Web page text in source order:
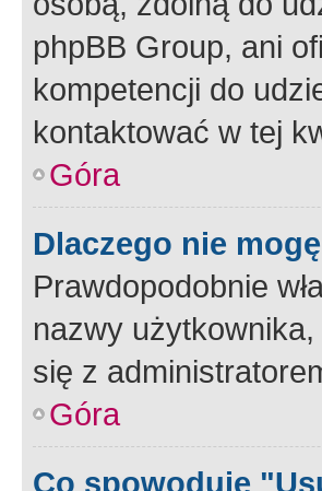
phpBB Group, ani
kompetencji do
kontaktować w tej
Góra
Dlaczego nie
Prawdopodobnie
nazwy
się z
Góra
Co spowoduje